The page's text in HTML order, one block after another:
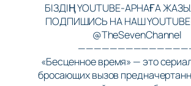
БІЗДІҢ YOUTUBE-АРНАҒА
ПОДПИШИСЬ НА НАШ
@TheSevenChannel
«Бесценное время» — это
бросающих вызов